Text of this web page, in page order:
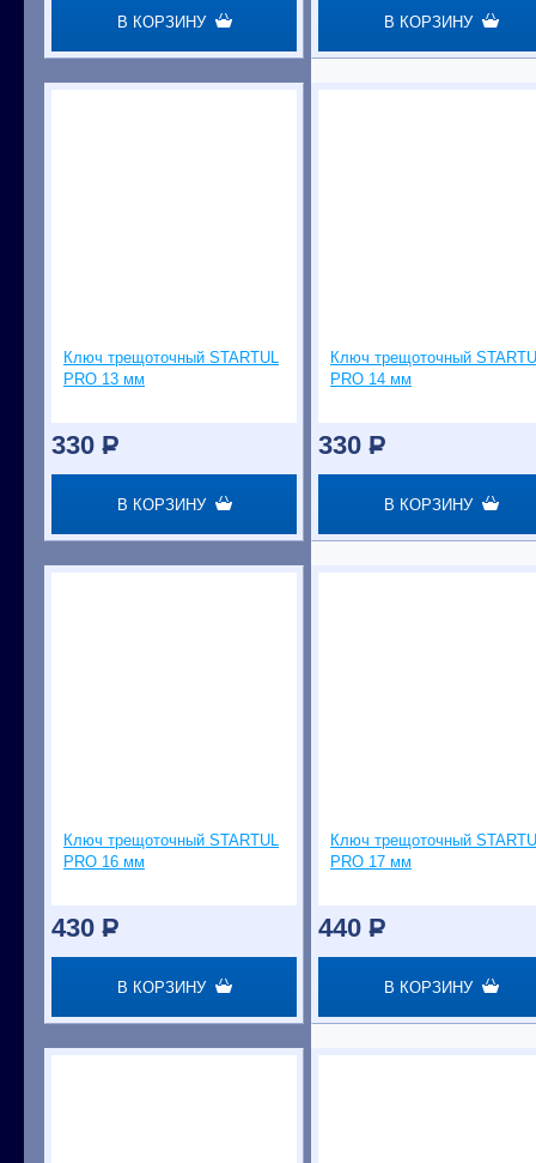
В КОРЗИНУ В КОРЗИНУ
Ключ трещоточный STARTUL
PRO 13 мм
330 P
В КОРЗИНУ
Ключ трещоточный
PRO 14 мм
330 P
В КОРЗИНУ
Ключ трещоточный STARTUL
PRO 16 мм
430 P
В КОРЗИНУ
Ключ трещоточный
PRO 17 мм
440 P
В КОРЗИНУ